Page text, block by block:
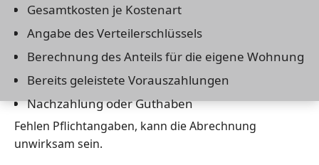
Gesamtkosten je Kostenart
Angabe des Verteilerschlüssels
Berechnung des Anteils für die eigene Wohnung
Bereits geleistete Vorauszahlungen
Nachzahlung oder Guthaben
Fehlen Pflichtangaben, kann die Abrechnung
unwirksam sein.